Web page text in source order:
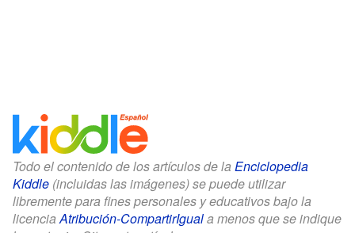
Todo el contenido de los artículos de la Enciclopedia
Kiddle (incluidas las imágenes) se puede utilizar
libremente para fines personales y educativos bajo la
licenciaAtribución-CompartirIguala menos que se indique